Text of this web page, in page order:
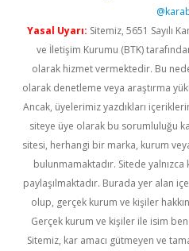
Yasal Uyarı: Sitemiz, 5651 Sayılı
ve İletişim Kurumu (BTK)
olarak hizmet vermektedir. Bu
olarak denetleme veya araştırma
Ancak, üyelerimiz yazdıkları
siteye üye olarak bu sorumluluğu
sitesi, herhangi bir marka, kurum
bulunmamaktadır. Sitede yalnızca
paylaşılmaktadır. Burada yer alan
olup, gerçek kurum ve kişiler
Gerçek kurum ve kişiler ile isim
Sitemiz, kar amacı gütmeyen ve